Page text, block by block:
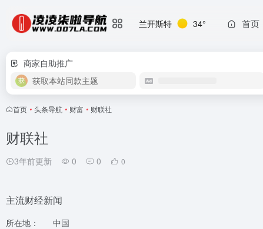
兰开斯特 34° 首页
商家自助推广
获取本站同款主题
首页 • 头条导航 • 财富 • 财联社
财联社
3年前更新 0 0 0
主流财经新闻
所在地：
中国